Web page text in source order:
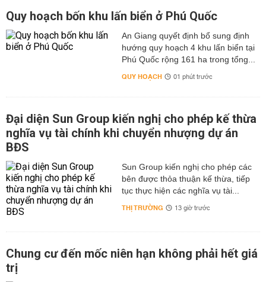
Quy hoạch bốn khu lấn biển ở Phú Quốc
An Giang quyết định bổ sung định
hướng quy hoạch 4 khu lấn biển tại
Phú Quốc rộng 161 ha trong tổng...
QUY HOẠCH 01 phút trước
Đại diện Sun Group kiến nghị cho phép kế thừa
nghĩa vụ tài chính khi chuyển nhượng dự án
BĐS
Sun Group kiến nghị cho phép các
bên được thỏa thuận kế thừa, tiếp
tục thực hiện các nghĩa vụ tài...
THỊ TRƯỜNG 13 giờ trước
Chung cư đến mốc niên hạn không phải hết giá
trị